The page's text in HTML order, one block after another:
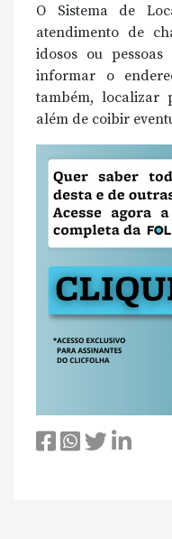
O Sistema de
atendimento de
idosos ou
informar o
também, localizar
além de coibir